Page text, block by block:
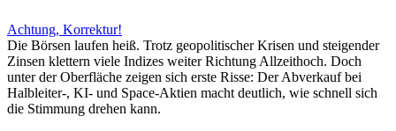
Achtung, Korrektur!
Die Börsen laufen heiß. Trotz geopolitischer Krisen und steigender
Zinsen klettern viele Indizes weiter Richtung Allzeithoch. Doch
unter der Oberfläche zeigen sich erste Risse: Der Abverkauf bei
Halbleiter-, KI- und Space-Aktien macht deutlich, wie schnell sich
die Stimmung drehen kann.